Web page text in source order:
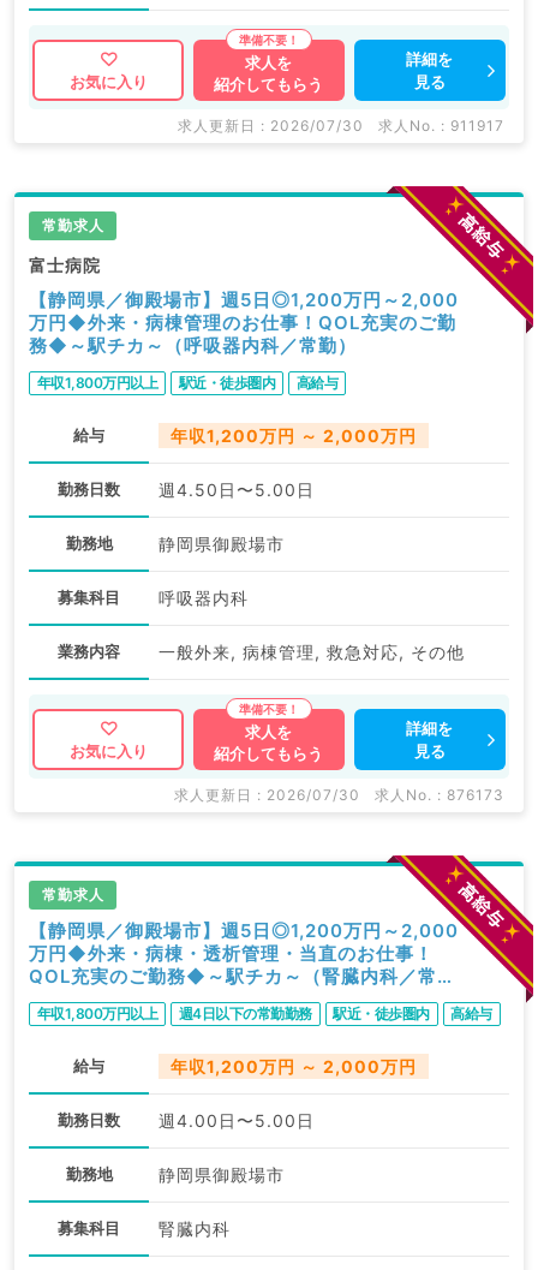
お気に入り
求人を
紹介してもらう
詳細を
見る
求人更新日 : 2026/07/30 求人No. : 911917
常勤求人
富士病院
【静岡県／御殿場市】週5日◎1,200万円～2,000
万円◆外来・病棟管理のお仕事！QOL充実のご勤
務◆～駅チカ～（呼吸器内科／常勤）
年収1,800万円以上 駅近・徒歩圏内 高給与
給与 年収1,200万円 ～ 2,000万円
勤務日数 週4.50日〜5.00日
勤務地 静岡県御殿場市
募集科目 呼吸器内科
業務内容 一般外来, 病棟管理, 救急対応, その他
お気に入り
求人を
紹介してもらう
詳細を
見る
求人更新日 : 2026/07/30 求人No. : 876173
常勤求人
【静岡県／御殿場市】週5日◎1,200万円～2,000
万円◆外来・病棟・透析管理・当直のお仕事！
QOL充実のご勤務◆～駅チカ～（腎臓内科／常
勤）
年収1,800万円以上 週4日以下の常勤勤務 駅近・徒歩圏内 高給与
給与 年収1,200万円 ～ 2,000万円
勤務日数 週4.00日〜5.00日
勤務地 静岡県御殿場市
募集科目 腎臓内科